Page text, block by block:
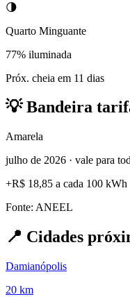
🌗
Quarto Minguante
77% iluminada
Próx. cheia em 11 dias
💡Bandeira
Amarela
julho de 2026 · vale para
+R$ 18,85 a cada 100 kWh
Fonte: ANEEL
📍 Cidades
Damianópolis
20 km